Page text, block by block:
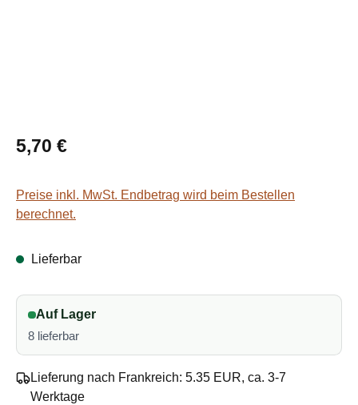
Regulärer Preis:
5,70 €
Preise inkl. MwSt. Endbetrag wird beim Bestellen
berechnet.
Lieferbar
Auf Lager
8 lieferbar
Lieferung nach Frankreich: 5.35 EUR, ca. 3-7
Werktage